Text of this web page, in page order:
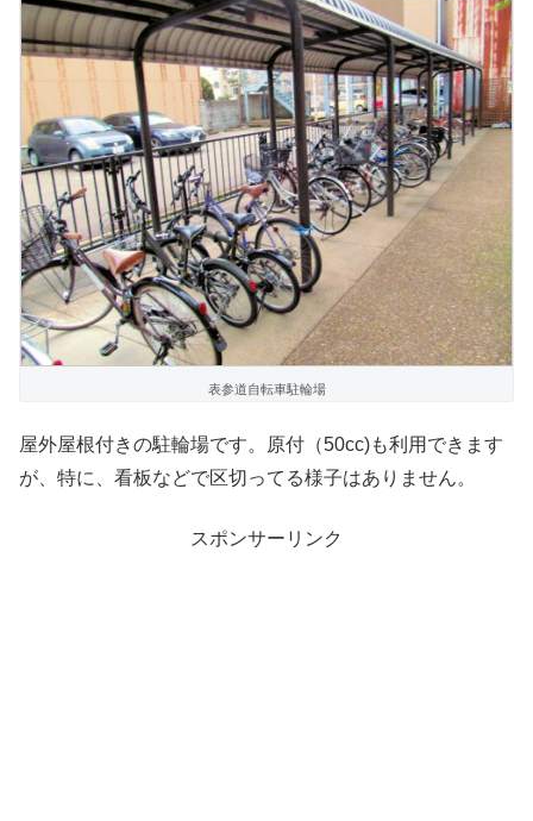
表参道自転車駐輪場
屋外屋根付きの駐輪場です。原付（50cc)も利用できます
が、特に、看板などで区切ってる様子はありません。
スポンサーリンク